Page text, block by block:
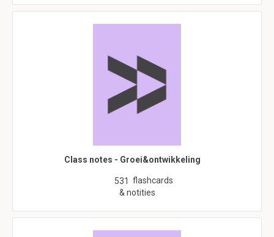
Class notes - Groei&ontwikkeling
531 flashcards
& notities